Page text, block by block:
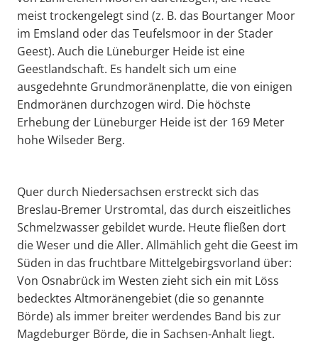
meist trockengelegt sind (z. B. das Bourtanger Moor
im Emsland oder das Teufelsmoor in der Stader
Geest). Auch die Lüneburger Heide ist eine
Geestlandschaft. Es handelt sich um eine
ausgedehnte Grundmoränenplatte, die von einigen
Endmoränen durchzogen wird. Die höchste
Erhebung der Lüneburger Heide ist der 169 Meter
hohe Wilseder Berg.
Quer durch Niedersachsen erstreckt sich das
Breslau-Bremer Urstromtal, das durch eiszeitliches
Schmelzwasser gebildet wurde. Heute fließen dort
die Weser und die Aller. Allmählich geht die Geest im
Süden in das fruchtbare Mittelgebirgsvorland über:
Von Osnabrück im Westen zieht sich ein mit Löss
bedecktes Altmoränengebiet (die so genannte
Börde) als immer breiter werdendes Band bis zur
Magdeburger Börde, die in Sachsen-Anhalt liegt.